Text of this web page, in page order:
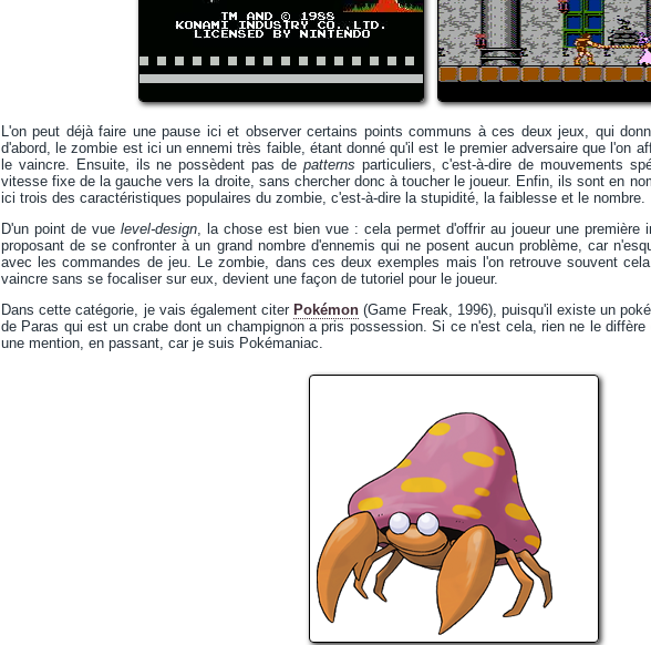
L'on peut déjà faire une pause ici et observer certains points communs à ces deux jeux, qui
d'abord, le zombie est ici un ennemi très faible, étant donné qu'il est le premier adversaire que l'on
le vaincre. Ensuite, ils ne possèdent pas de patterns particuliers, c'est-à-dire de mouvements
vitesse fixe de la gauche vers la droite, sans chercher donc à toucher le joueur. Enfin, ils sont en
ici trois des caractéristiques populaires du zombie, c'est-à-dire la stupidité, la faiblesse et le nombre.
D'un point de vue level-design, la chose est bien vue : cela permet d'offrir au joueur une première
proposant de se confronter à un grand nombre d'ennemis qui ne posent aucun problème, car
avec les commandes de jeu. Le zombie, dans ces deux exemples mais l'on retrouve souvent
vaincre sans se focaliser sur eux, devient une façon de tutoriel pour le joueur.
Dans cette catégorie, je vais également citer Pokémon (Game Freak, 1996), puisqu'il existe un
de Paras qui est un crabe dont un champignon a pris possession. Si ce n'est cela, rien ne le
une mention, en passant, car je suis Pokémaniac.